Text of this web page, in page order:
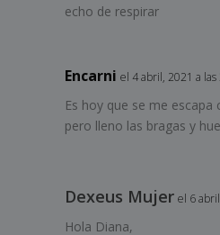
echo de respirar
Encarni el 4 abril, 2021 a
Es hoy que se me
pero lleno las bragas y
Dexeus Mujer el 6
Hola Diana,